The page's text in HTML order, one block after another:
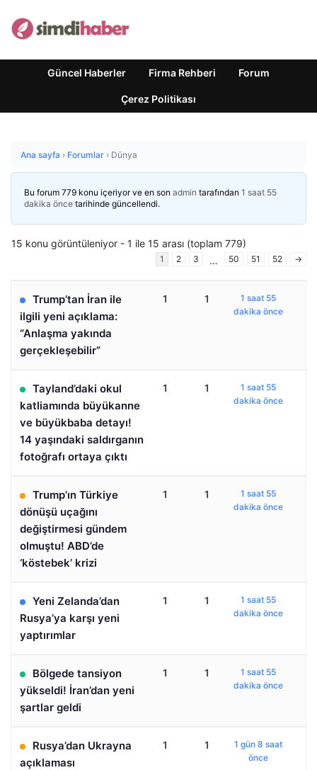
Güncel Haberler Firma Rehberi Forum
Çerez Politikası
Ana sayfa › Forumlar › Dünya
Bu forum 779 konu içeriyor ve en son admin tarafından 1 saat 55
dakika önce tarihinde güncellendi.
15 konu görüntüleniyor - 1 ile 15 arası (toplam 779)
1 2 3 … 50 51 52 →
Trump’tan İran ile
ilgili yeni açıklama:
“Anlaşma yakında
gerçekleşebilir”
1 1
1 saat 55
dakika önce
Tayland’daki okul
katliamında büyükanne
ve büyükbaba detayı!
14 yaşındaki saldırganın
fotoğrafı ortaya çıktı
1 1
1 saat 55
dakika önce
Trump’ın Türkiye
dönüşü uçağını
değiştirmesi gündem
olmuştu! ABD’de
‘köstebek’ krizi
1 1
1 saat 55
dakika önce
Yeni Zelanda’dan
Rusya’ya karşı yeni
yaptırımlar
1 1
1 saat 55
dakika önce
Bölgede tansiyon
yükseldi! İran’dan yeni
şartlar geldi
1 1
1 saat 55
dakika önce
Rusya’dan Ukrayna
açıklaması
1 1
1 gün 8 saat
önce